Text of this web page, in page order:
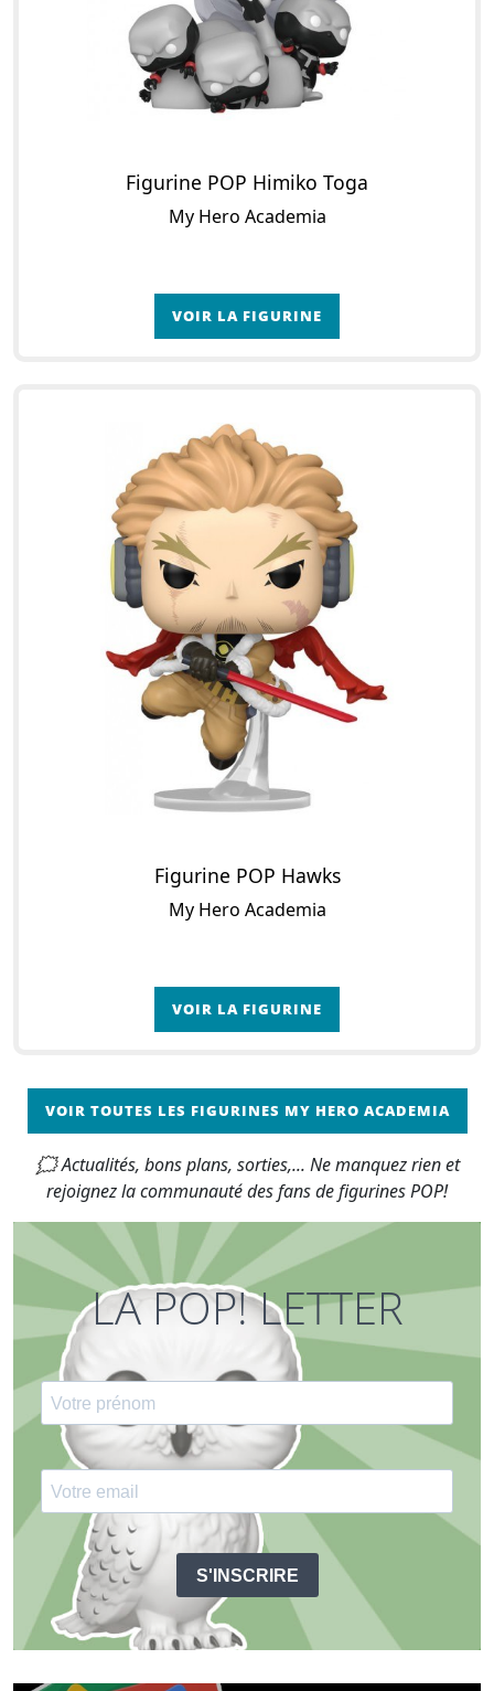
Figurine POP Himiko Toga
My Hero Academia
VOIR LA FIGURINE
Figurine POP Hawks
My Hero Academia
VOIR LA FIGURINE
VOIR TOUTES LES FIGURINES MY HERO ACADEMIA
🗯 Actualités, bons plans, sorties,... Ne manquez rien et
rejoignez la communauté des fans de figurines POP!
LA POP! LETTER
S'INSCRIRE